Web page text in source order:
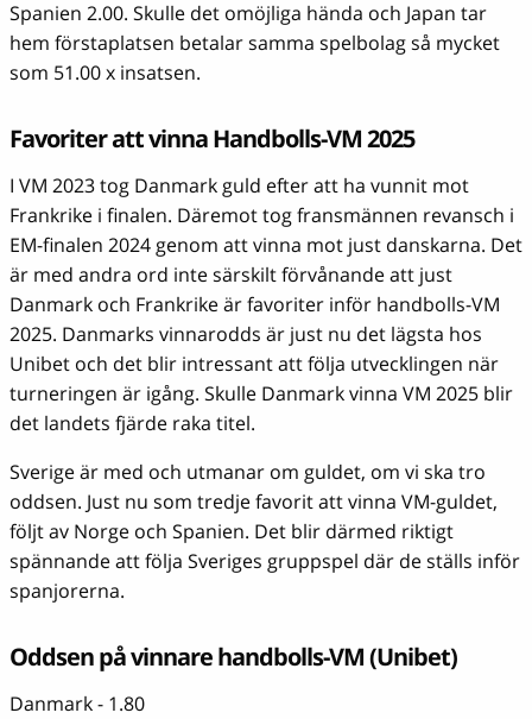
Spanien 2.00. Skulle det omöjliga hända och Japan tar
hem förstaplatsen betalar samma spelbolag så mycket
som 51.00 x insatsen.
Favoriter att vinna Handbolls-VM 2025
I VM 2023 tog Danmark guld efter att ha vunnit mot
Frankrike i finalen. Däremot tog fransmännen revansch i
EM-finalen 2024 genom att vinna mot just danskarna. Det
är med andra ord inte särskilt förvånande att just
Danmark och Frankrike är favoriter inför handbolls-VM
2025. Danmarks vinnarodds är just nu det lägsta hos
Unibet och det blir intressant att följa utvecklingen när
turneringen är igång. Skulle Danmark vinna VM 2025 blir
det landets fjärde raka titel.
Sverige är med och utmanar om guldet, om vi ska tro
oddsen. Just nu som tredje favorit att vinna VM-guldet,
följt av Norge och Spanien. Det blir därmed riktigt
spännande att följa Sveriges gruppspel där de ställs inför
spanjorerna.
Oddsen på vinnare handbolls-VM (Unibet)
Danmark - 1.80